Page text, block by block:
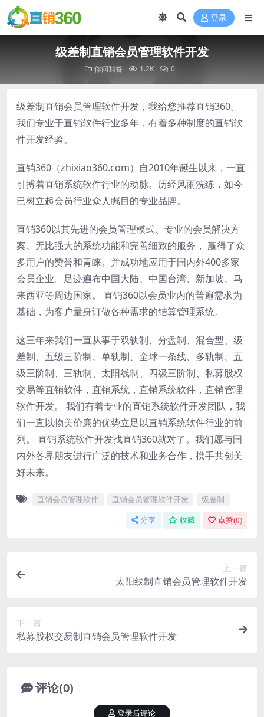
登录
级差制直销会员管理软件开发
你问我答 1.2K 0
级差制直销会员管理软件开发，我给您推荐直销360。
我们专业于直销软件行业多年，有着多种制度的直销软
件开发经验。
直销360（zhixiao360.com）自2010年诞生以来，一直
引搏着直销系统软件行业的动脉。历经风雨洗练，如今
已树立起会员行业众人瞩目的专业品牌。
直销360以其先进的会员管理模式、专业的会员解决方
案、无比强大的系统功能和完善细致的服务， 赢得了众
多用户的赞誉和青睐。并成功地应用于国内外400多家
会员企业。足迹遍布中国大陆、中国台湾、新加坡、马
来西亚等周边国家。 直销360以会员业内的普遍需求为
基础，为客户量身订做各种需求的结算管理系统。
这三年来我们一直从事于双轨制、分盘制、混合型、级
差制、五级三阶制、单轨制、全球一条线、多轨制、五
级三阶制、三轨制、太阳线制、四级三阶制、私募股权
交易等直销软件，直销系统，直销系统软件，直销管理
软件开发。 我们有着专业的直销系统软件开发团队，我
们一直以物美价廉的优势立足以直销系统软件行业的前
列。 直销系统软件开发找直销360就对了。我们愿与国
内外各界朋友进行广泛的技术和业务合作，携手共创美
好未来。
直销会员管理软件 直销会员管理软件开发 级差制
分享 收藏 点赞(0)
上一篇
太阳线制直销会员管理软件开发
下一篇
私募股权交易制直销会员管理软件开发
评论(0)
登录后评论